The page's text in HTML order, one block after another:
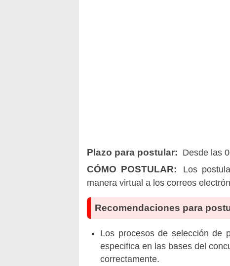
Plazo para postular: Desde las
CÓMO POSTULAR:
Los
manera virtual a los correos
Recomendaciones para
Los procesos de selección de
especifica en las bases del
correctamente.